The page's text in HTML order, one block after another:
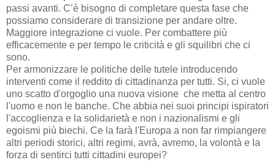
passi avanti. C’è bisogno di completare questa fase che
possiamo considerare di transizione per andare oltre.
Maggiore integrazione ci vuole. Per combattere più
efficacemente e per tempo le criticità e gli squilibri che ci
sono.
Per armonizzare le politiche delle tutele introducendo
interventi come il reddito di cittadinanza per tutti. Si, ci vuole
uno scatto d'orgoglio una nuova visione che metta al centro
l'uomo e non le banche. Che abbia nei suoi principi ispiratori
l'accoglienza e la solidarietà e non i nazionalismi e gli
egoismi più biechi. Ce la farà l'Europa a non far rimpiangere
altri periodi storici, altri regimi, avrà, avremo, la volontà e la
forza di sentirci tutti cittadini europei?